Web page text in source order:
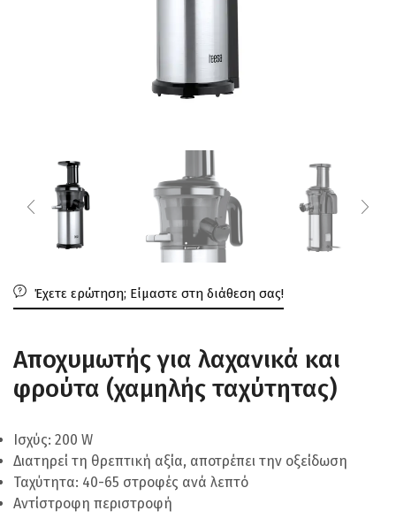
Έχετε ερώτηση; Είμαστε στη διάθεση σας!
Αποχυμωτής για λαχανικά και
φρούτα (χαμηλής ταχύτητας)
Ισχύς: 200 W
Διατηρεί τη θρεπτική αξία, αποτρέπει την οξείδωση
Ταχύτητα: 40-65 στροφές ανά λεπτό
Αντίστροφη περιστροφή